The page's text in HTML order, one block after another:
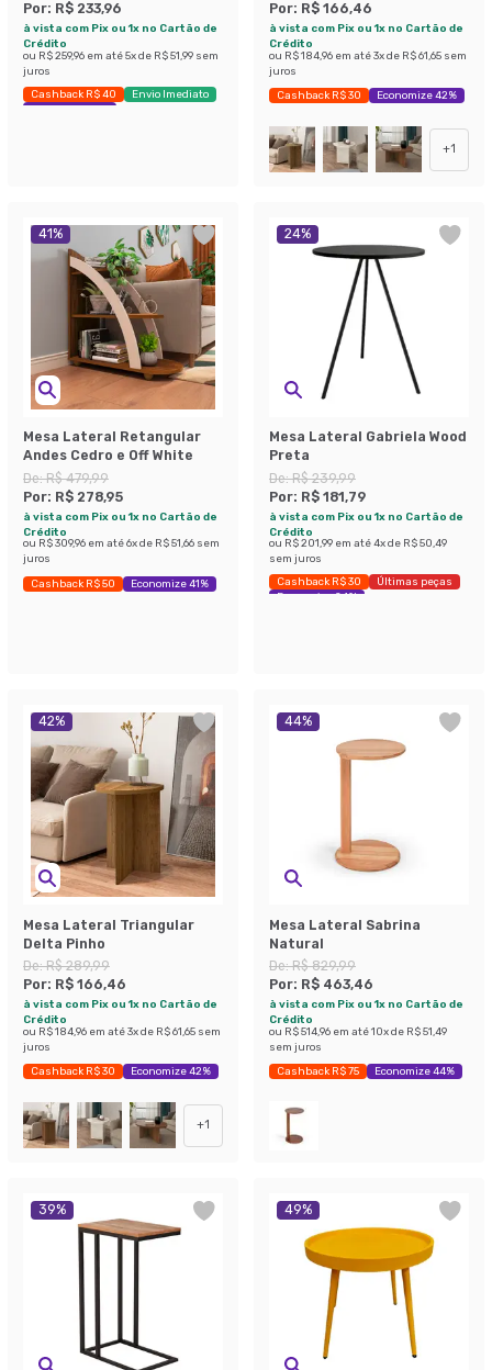
Por: R$ 233,96
à vista com Pix ou 1x no Cartão de
Crédito
ou R$ 259,96 em até5x de R$ 51,99 sem
juros
Cashback R$ 40
Envio Imediato
Economize 41%
Por: R$ 166,46
à vista com Pix ou 1x no Cartão de
Crédito
ou R$ 184,96 em até3x de R$ 61,65 sem
juros
Cashback R$ 30 Economize 42%
+1
41%
Mesa Lateral Retangular
Andes Cedro e Off White
De:R$ 479,99
Por: R$ 278,95
à vista com Pix ou 1x no Cartão de
Crédito
ou R$ 309,96 em até6x de R$ 51,66 sem
juros
Cashback R$ 50 Economize 41%
24%
Mesa Lateral Gabriela Wood
Preta
De:R$ 239,99
Por: R$ 181,79
à vista com Pix ou 1x no Cartão de
Crédito
ou R$ 201,99 em até4x de R$ 50,49
sem juros
Cashback R$ 30
Últimas peças
Economize 24%
42%
Mesa Lateral Triangular
Delta Pinho
De:R$ 289,99
Por: R$ 166,46
à vista com Pix ou 1x no Cartão de
Crédito
ou R$ 184,96 em até3x de R$ 61,65 sem
juros
Cashback R$ 30 Economize 42%
+1
44%
Mesa Lateral Sabrina
Natural
De:R$ 829,99
Por: R$ 463,46
à vista com Pix ou 1x no Cartão de
Crédito
ou R$ 514,96 em até10x de R$ 51,49
sem juros
Cashback R$ 75 Economize 44%
39% 49%